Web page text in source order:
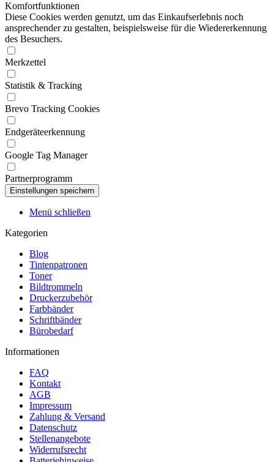
Komfortfunktionen
Diese Cookies werden genutzt, um das Einkaufserlebnis noch
ansprechender zu gestalten, beispielsweise für die Wiedererkennung
des Besuchers.
Merkzettel
Statistik & Tracking
Brevo Tracking Cookies
Endgeräteerkennung
Google Tag Manager
Partnerprogramm
Menü schließen
Kategorien
Blog
Tintenpatronen
Toner
Bildtrommeln
Druckerzubehör
Farbbänder
Schriftbänder
Bürobedarf
Informationen
FAQ
Kontakt
AGB
Impressum
Zahlung & Versand
Datenschutz
Stellenangebote
Widerrufsrecht